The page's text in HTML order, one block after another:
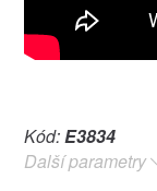
Kód:E3834
Další parametry